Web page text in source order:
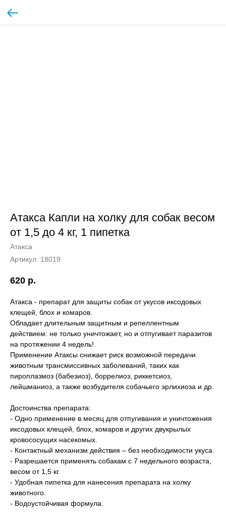
Атакса Капли на холку для собак весом
от 1,5 до 4 кг, 1 пипетка
Атакса
Артикул: 18019
620 р.
Атакса - препарат для защиты собак от укусов иксодовых
клещей, блох и комаров.
Обладает длительным защитным и репеллентным
действием: не только уничтожает, но и отпугивает паразитов
на протяжении 4 недель!
Применение Атаксы снижает риск возможной передачи
животным трансмиссивных заболеваний, таких как
пироплазмоз (бабезиоз), боррелиоз, риккетсиоз,
лейшманиоз, а также возбудителя собачьего эрлихиоза и др.
Достоинства препарата:
- Одно применение в месяц для отпугивания и уничтожения
иксодовых клещей, блох, комаров и других двукрылых
кровососущих насекомых.
- Контактный механизм действия – без необходимости укуса.
- Разрешается применять собакам с 7 недельного возраста,
весом от 1,5 кг.
- Удобная пипетка для нанесения препарата на холку
животного.
- Водоустойчивая формула.